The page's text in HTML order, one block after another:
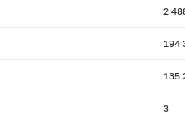
2
194
135
3